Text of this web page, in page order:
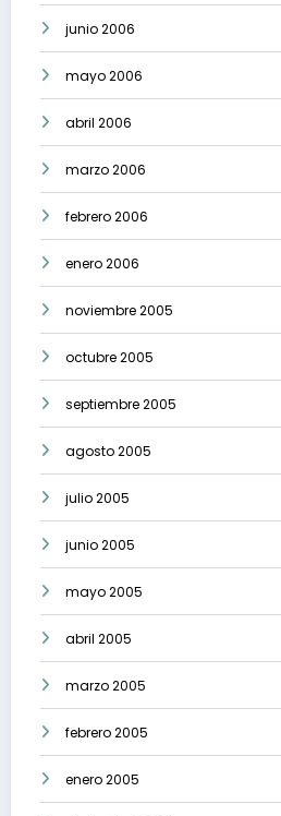
junio 2006
mayo 2006
abril 2006
marzo 2006
febrero 2006
enero 2006
noviembre 2005
octubre 2005
septiembre 2005
agosto 2005
julio 2005
junio 2005
mayo 2005
abril 2005
marzo 2005
febrero 2005
enero 2005